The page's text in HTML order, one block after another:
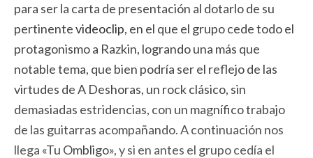
para ser la carta de presentación al dotarlo de su
pertinentevideoclip, en el que el grupo cede todo el
protagonismo a Razkin, logrando una más que
notable tema, que bien podría ser el reflejo de las
virtudes de A Deshoras, un rock clásico, sin
demasiadas estridencias, con un magnífico trabajo
de las guitarras acompañando. A continuación nos
llega «Tu Ombligo», y si en antes el grupo cedía el